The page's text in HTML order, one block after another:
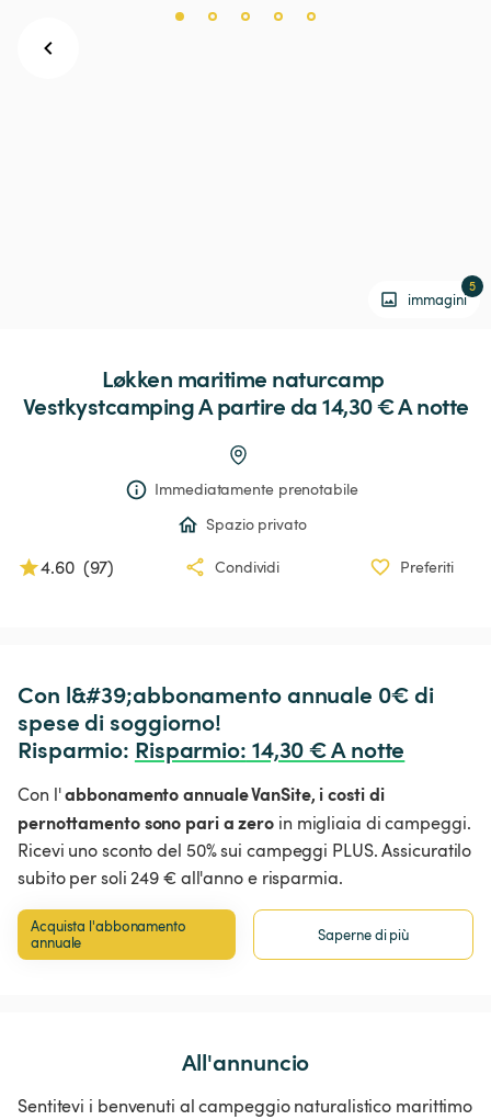
immagini
5
Løkken maritime naturcamp
Vestkystcamping A partire da 14,30 € A notte
Immediatamente prenotabile
Spazio privato
4.60 (97) Condividi Preferiti
Con l&#39;abbonamento annuale 0€ di
spese di soggiorno!
Risparmio: Risparmio: 14,30 € A notte
Con l'abbonamento annuale VanSite, i costi di
pernottamento sono pari a zero in migliaia di campeggi.
Ricevi uno sconto del 50% sui campeggi PLUS. Assicuratilo
subito per soli 249 € all'anno e risparmia.
Acquista l'abbonamento
annuale
Saperne di più
All'annuncio
Sentitevi i benvenuti al campeggio naturalistico marittimo